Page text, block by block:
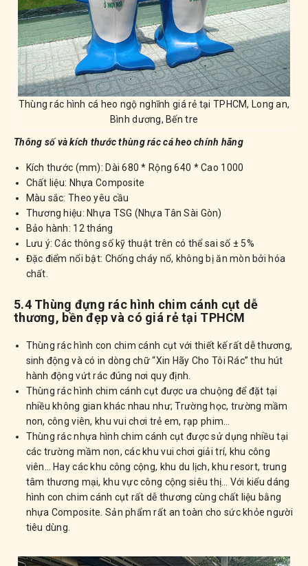
Thùng rác hình cá heo ngộ nghĩnh giá rẻ tại TPHCM, Long an,
Bình dương, Bến tre
Thông số và kích thước thùng rác cá heo chính hãng
Kích thước (mm): Dài 680 * Rộng 640 * Cao 1000
Chất liệu: Nhựa Composite
Màu sắc: Theo yêu cầu
Thương hiệu: Nhựa TSG (Nhựa Tân Sài Gòn)
Bảo hành: 12 tháng
Lưu ý: Các thông số kỹ thuật trên có thể sai số ± 5%
Đặc điểm nổi bật: Chống cháy nổ, không bị ăn mòn bởi hóa
chất.
5.4 Thùng đựng rác hình chim cánh cụt dễ
thương, bền đẹp và có giá rẻ tại TPHCM
Thùng rác hình con chim cánh cụt với thiết kế rất dễ thương,
sinh động và có in dòng chữ “Xin Hãy Cho Tôi Rác” thu hút
hành động vứt rác đúng nơi quy định.
Thùng rác hình chim cánh cụt được ưa chuộng để đặt tại
nhiều không gian khác nhau như; Trường học, trường mầm
non, công viên, khu vui chơi trẻ em, rạp phim…
Thùng rác nhựa hình chim cánh cụt được sử dụng nhiều tại
các trường mầm non, các khu vui chơi giải trí, khu công
viên… Hay các khu công cộng, khu du lịch, khu resort, trung
tâm thương mại, khu vực công cộng siêu thị… Với kiểu dáng
hình con chim cánh cụt rất dễ thương cùng chất liệu bằng
nhựa Composite. Sản phẩm rất an toàn cho sức khỏe người
tiêu dùng.